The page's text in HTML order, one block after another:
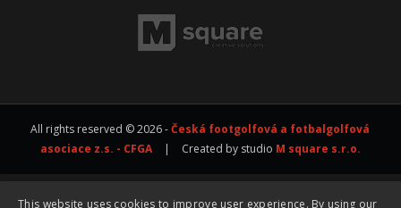
All rights reserved © 2026 -Česká footgolfová a fotbalgolfová
asociace z.s. - CFGA
| Created by studio M square s.r.o.
This website uses cookies to improve user experience. By using our